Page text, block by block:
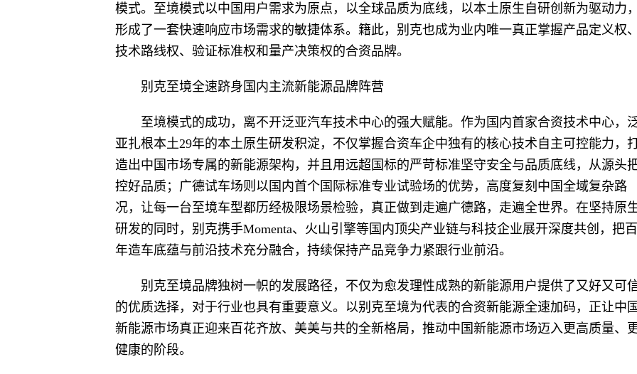
模式。至境模式以中国用户需求为原点，以全球品质为底线，以本土原生自研创新为驱动力，
形成了一套快速响应市场需求的敏捷体系。籍此，别克也成为业内唯一真正掌握产品定义权、
技术路线权、验证标准权和量产决策权的合资品牌。
别克至境全速跻身国内主流新能源品牌阵营
至境模式的成功，离不开泛亚汽车技术中心的强大赋能。作为国内首家合资技术中心，
亚扎根本土29年的本土原生研发积淀，不仅掌握合资车企中独有的核心技术自主可控能力，
造出中国市场专属的新能源架构，并且用远超国标的严苛标准坚守安全与品质底线，从源头
控好品质；广德试车场则以国内首个国际标准专业试验场的优势，高度复刻中国全域复杂路
况，让每一台至境车型都历经极限场景检验，真正做到走遍广德路，走遍全世界。在坚持原
研发的同时，别克携手Momenta、火山引擎等国内顶尖产业链与科技企业展开深度共创，把百
年造车底蕴与前沿技术充分融合，持续保持产品竞争力紧跟行业前沿。
别克至境品牌独树一帜的发展路径，不仅为愈发理性成熟的新能源用户提供了又好又可
的优质选择，对于行业也具有重要意义。以别克至境为代表的合资新能源全速加码，正让中国
新能源市场真正迎来百花齐放、美美与共的全新格局，推动中国新能源市场迈入更高质量、
健康的阶段。